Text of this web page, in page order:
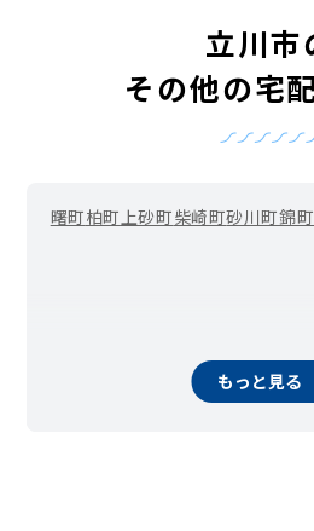
立川市
その他の宅
曙町柏町 上砂町柴崎町砂川町錦町
もっと見る